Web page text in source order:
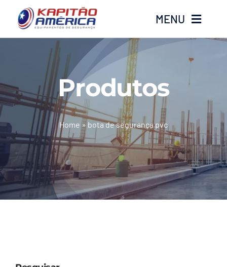
o
MENU
Produtos
Calçados
Luvas
Altura
Produtos
Home» bota de segurança pvc